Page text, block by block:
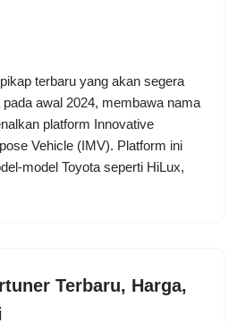
terbaru yang akan segera
awal 2024, membawa nama
platform Innovative
Vehicle (IMV). Platform ini
model Toyota seperti HiLux,
Terbaru, Harga,